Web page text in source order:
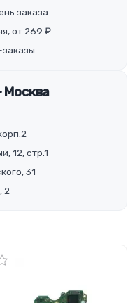
заказа
от 269 ₽
12, стр.1
31
2